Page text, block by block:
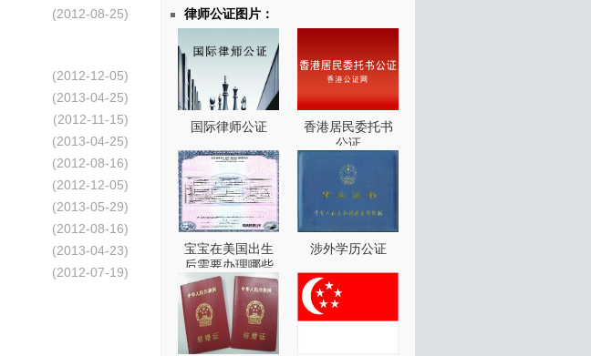
点击：2
律师公证图片：
国际律师公证
香港居民委托书
公证
宝宝在美国出生
后需要办理哪些
证件？
涉外学历公证
(2012-08-25)
(2012-12-05)
(2013-04-25)
(2012-11-15)
(2013-04-25)
(2012-08-16)
(2012-12-05)
(2013-05-29)
(2012-08-16)
(2013-04-23)
(2012-07-19)